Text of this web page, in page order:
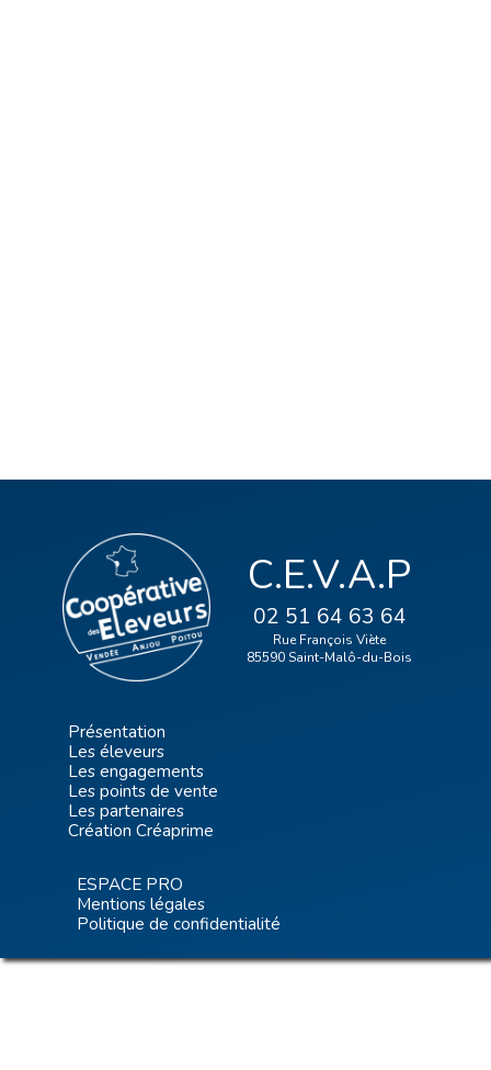
C.E.V.A.P
02 51 64 63 64
Rue François Viète
85590 Saint-Malô-du-Bois
Présentation
Les éleveurs
Les engagements
Les points de vente
Les partenaires
Création Créaprime
ESPACE PRO
Mentions légales
Politique de confidentialité